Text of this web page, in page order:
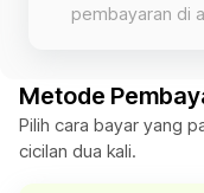
pembayaran di
Metode
Pilih cara bayar yang
cicilan dua kali.